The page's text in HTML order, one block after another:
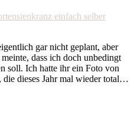
gar nicht geplant, aber
dass ich doch unbedingt
soll. Ich hatte ihr ein Foto von
die dieses Jahr mal wieder total…